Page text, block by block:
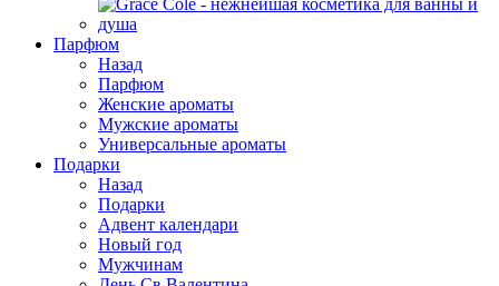
Парфюм
Назад
Парфюм
Женские ароматы
Мужские ароматы
Универсальные ароматы
Подарки
Назад
Подарки
Адвент календари
Новый год
Мужчинам